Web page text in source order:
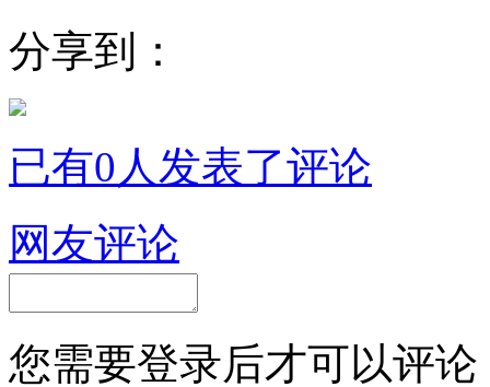
分享到：
已有0 人发表了评论
网友评论
您需要登录后才可以评论